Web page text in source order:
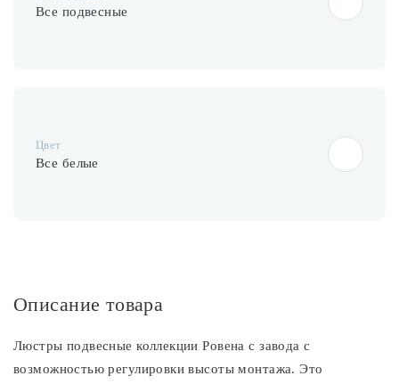
Все подвесные
Цвет
Все белые
Описание товара
Люстры подвесные коллекции Ровена с завода с
возможностью регулировки высоты монтажа. Это